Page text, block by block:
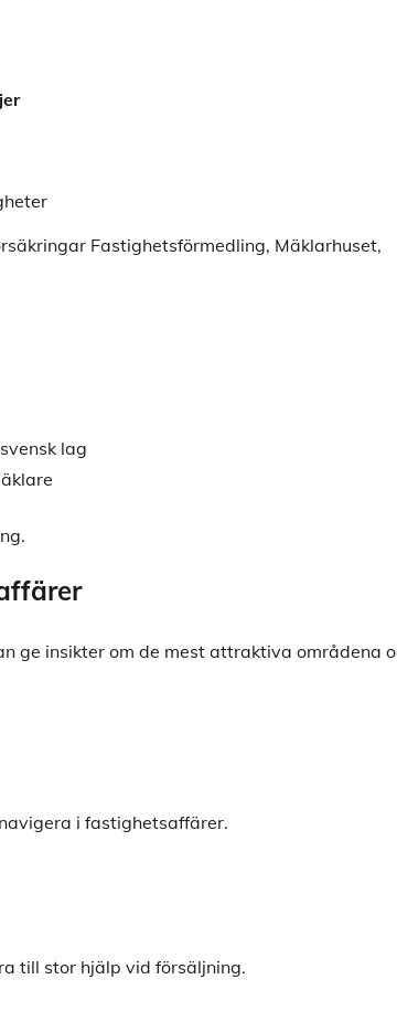
Fastighetsförmedling, Mäklarhuset,
lag
ge insikter om de mest attraktiva områdena
i fastighetsaffärer.
till stor hjälp vid försäljning.